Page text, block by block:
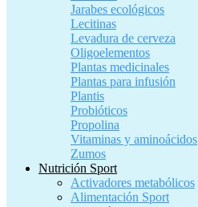
Jarabes ecológicos
Lecitinas
Levadura de cerveza
Oligoelementos
Plantas medicinales
Plantas para infusión
Plantis
Probióticos
Propolina
Vitaminas y aminoácidos
Zumos
Nutrición Sport
Activadores metabólicos
Alimentación Sport